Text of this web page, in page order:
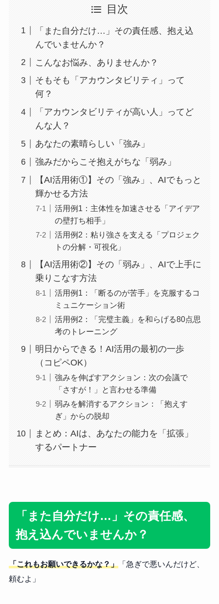
目次
「また自分だけ…」その責任感、抱え込
んでいませんか？
こんなお悩み、ありませんか？
そもそも「アカウンタビリティ」って
何？
「アカウンタビリティが高い人」ってど
んな人？
あなたの素晴らしい「強み」
強みだからこそ抱えがちな「弱み」
【AI活用術①】その「強み」、AIでもっと
輝かせる方法
活用例1：主体性を加速させる「アイデア
の壁打ち相手」
活用例2：粘り強さを支える「プロジェク
トの分解・可視化」
【AI活用術②】その「弱み」、AIで上手に
乗りこなす方法
活用例1：「断るのが苦手」を克服するコ
ミュニケーション術
活用例2：「完璧主義」を和らげる80点思
考のトレーニング
明日からできる！AI活用の最初の一歩
（コピペOK）
強みを伸ばすアクション：次の会議で
「さすが！」と言わせる準備
弱みを解消するアクション：「抱えす
ぎ」からの脱却
まとめ：AIは、あなたの能力を「拡張」
するパートナー
「また自分だけ…」その責任感、
抱え込んでいませんか？
「これもお願いできるかな？」「急ぎで悪いんだけど、
頼むよ」